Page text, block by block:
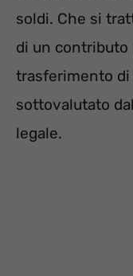
soldi. Che si
di un contributo
trasferimento di
sottovalutato
legale.